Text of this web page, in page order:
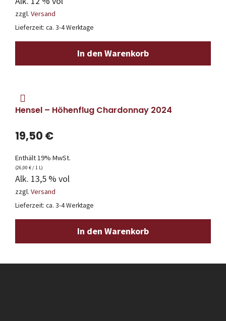
zzgl. Versand
Lieferzeit: ca. 3-4 Werktage
In den Warenkorb
Hensel – Höhenflug Chardonnay 2024
19,50 €
Enthält 19% MwSt.
(26,00 €/ 1 L)
Alk. 13,5 % vol
zzgl. Versand
Lieferzeit: ca. 3-4 Werktage
In den Warenkorb